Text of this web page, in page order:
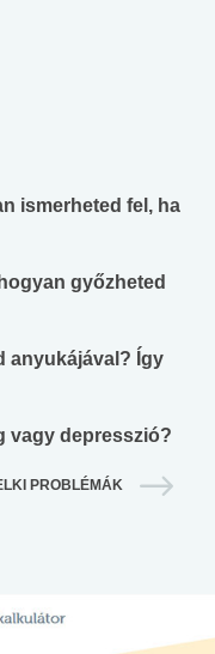
ismerheted fel, ha
győzheted
anyukájával? Így
vagy depresszió?
PROBLÉMÁK